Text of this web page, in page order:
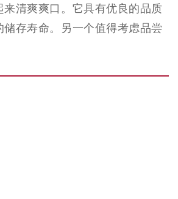
清爽爽口。它具有优良的品质
存寿命。另一个值得考虑品尝